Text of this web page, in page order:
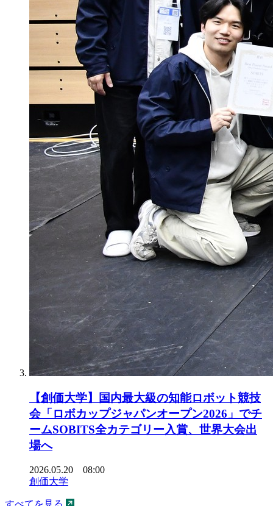
【創価大学】国内最大級の知能ロボット競技
会「ロボカップジャパンオープン2026」でチ
ームSOBITS全カテゴリー入賞、世界大会出
場へ
2026.05.20 08:00
創価大学